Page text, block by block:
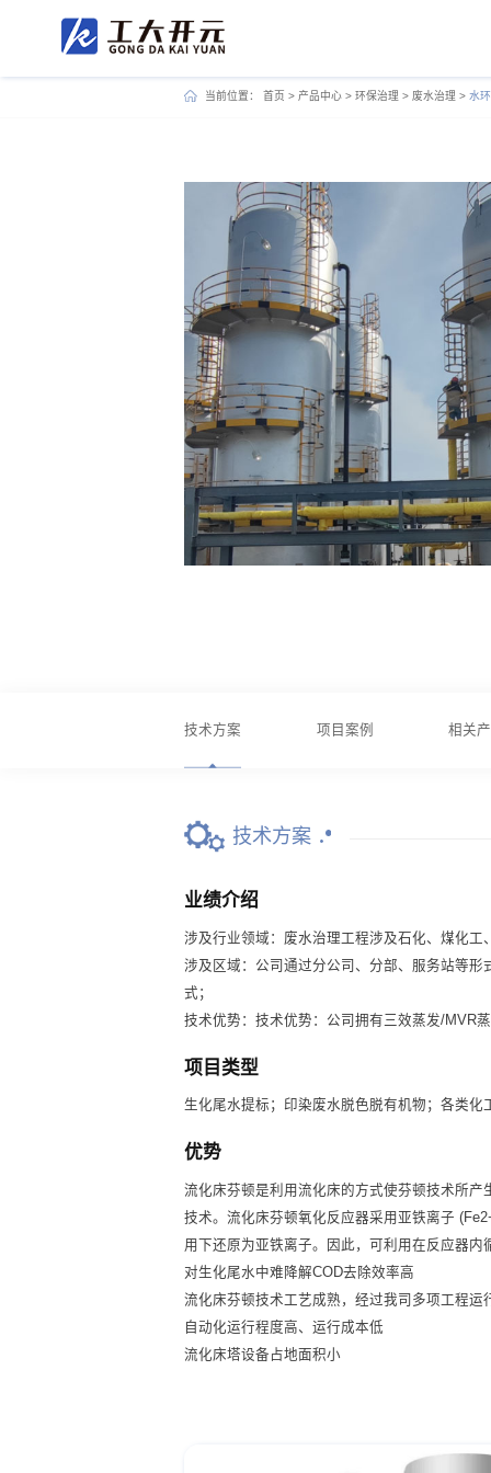
当前位置： 首页 >产品中心 >环保治理 >废水治理 > 水
技术方案 项目案例 相关
技术方案
业绩介绍
涉及行业领域：废水治理工程涉及石化、煤化工
涉及区域：公司通过分公司、分部、服务站等
式；
技术优势：技术优势：公司拥有三效蒸发/MVR
项目类型
生化尾水提标；印染废水脱色脱有机物；各类
优势
流化床芬顿是利用流化床的方式使芬顿技术所
技术。流化床芬顿氧化反应器采用亚铁离子
用下还原为亚铁离子。因此，可利用在反应器
对生化尾水中难降解COD去除效率高
流化床芬顿技术工艺成熟，经过我司多项工程运
自动化运行程度高、运行成本低
流化床塔设备占地面积小